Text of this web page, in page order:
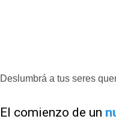
Deslumbrá a tus seres
El comienzo de un